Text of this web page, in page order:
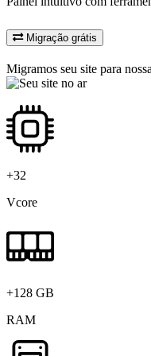
Migração grátis
Migramos seu site para
+32
Vcore
+128 GB
RAM